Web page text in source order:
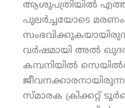
ആശുപത്രിയില്‍
പുലര്‍ച്ചയോടെ മരണം
വര്‍ഷമായി അല്‍
കമ്പനിയില്‍
സ്മാരക ക്രിക്കറ്റ്